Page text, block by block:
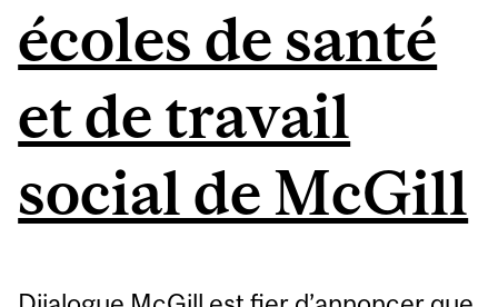
écoles de santé
et de travail
social de McGill